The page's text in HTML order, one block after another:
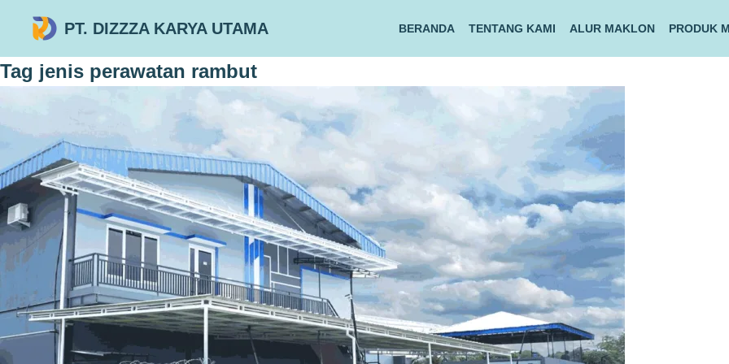
PT. DIZZZA KARYA UTAMA BERANDA TENTANG KAMI ALUR MAKLON PRODUK
Tag jenis perawatan rambut